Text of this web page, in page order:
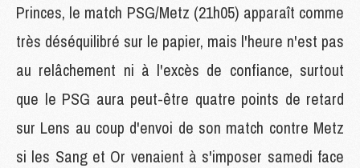
Princes, le match PSG/Metz (21h05) apparaît comme
très déséquilibré sur le papier, mais l'heure n'est pas
au relâchement ni à l'excès de confiance, surtout
que le PSG aura peut-être quatre points de retard
sur Lens au coup d'envoi de son match contre Metz
si les Sang et Or venaient à s'imposer samedi face